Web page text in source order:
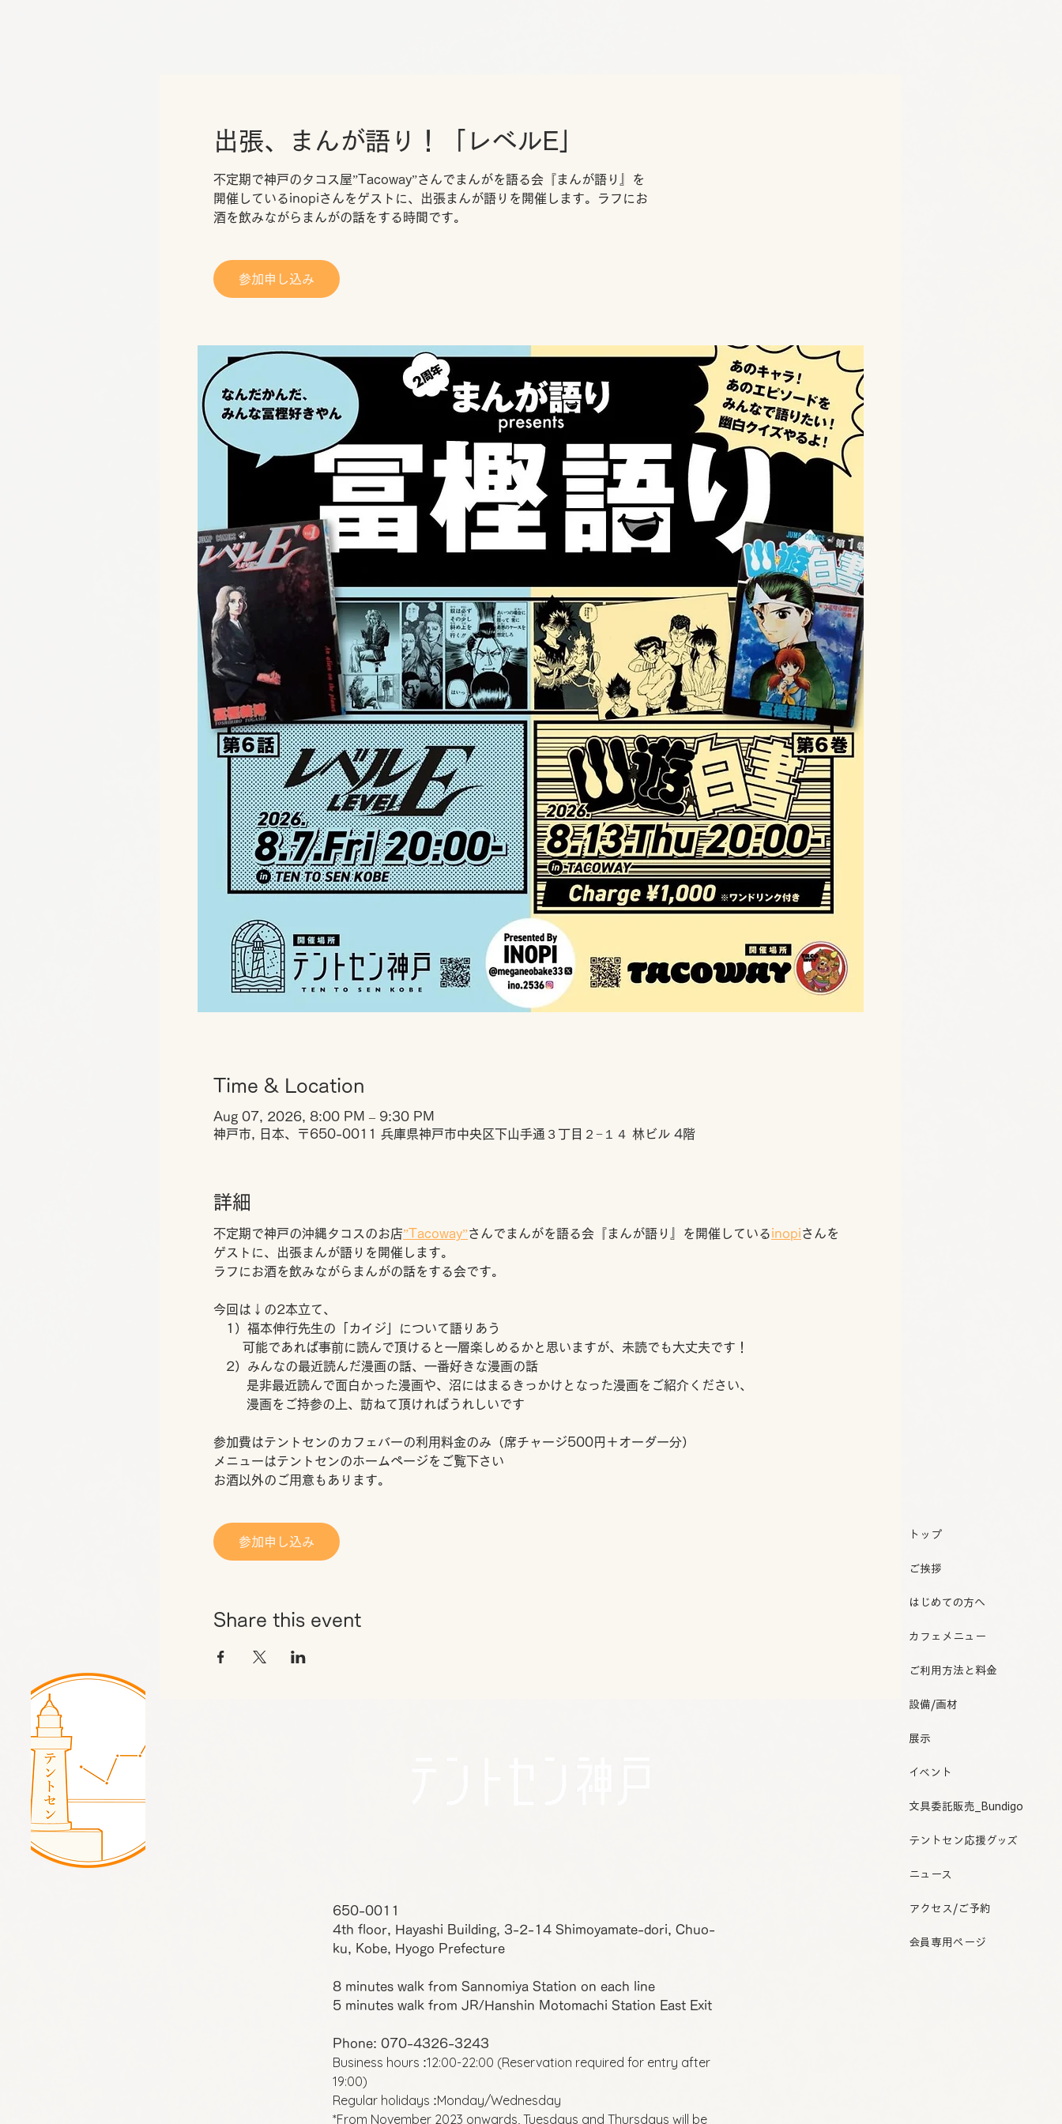
トップ
ご挨拶
はじめての方へ
カフェメニュー
ご利用方法と料金
設備/画材
展示
イベント
文具委託販売_Bundigo
テントセン応援グッズ
ニュース
アクセス/ご予約
会員専用ページ
出張、まんが語り！「レベルE」
不定期で神戸のタコス屋”Tacoway”さんでまんがを語る会『まんが語り』を
開催しているinopiさんをゲストに、出張まんが語りを開催します。ラフにお
酒を飲みながらまんがの話をする時間です。
参加申し込み
Time & Location
Aug 07, 2026, 8:00 PM – 9:30 PM
神戸市, 日本、〒650-0011 兵庫県神戸市中央区下山手通３丁目２−１４ 林ビル 4階
詳細
不定期で神戸の沖縄タコスのお店”Tacoway”さんでまんがを語る会『まんが語り』を開催しているinopiさんを
ゲストに、出張まんが語りを開催します。
ラフにお酒を飲みながらまんがの話をする会です。
今回は↓の2本立て、
1）福本伸行先生の「カイジ」について語りあう
可能であれば事前に読んで頂けると一層楽しめるかと思いますが、未読でも大丈夫です！
2）みんなの最近読んだ漫画の話、一番好きな漫画の話
是非最近読んで面白かった漫画や、沼にはまるきっかけとなった漫画をご紹介ください、
漫画をご持参の上、訪ねて頂ければうれしいです
参加費はテントセンのカフェバーの利用料金のみ（席チャージ500円＋オーダー分）
メニューはテントセンのホームページをご覧下さい
お酒以外のご用意もあります。
参加申し込み
Share this event
650-0011
4th floor, Hayashi Building, 3-2-14 Shimoyamate-dori, Chuo-
ku, Kobe, Hyogo Prefecture
8 minutes walk from Sannomiya Station on each line
5 minutes walk from JR/Hanshin Motomachi Station East Exit
Phone: 070-4326-3243
Business hours :12:00-22:00 (Reservation required for entry after
19:00)
Regular holidays :Monday/Wednesday
*From November 2023 onwards, Tuesdays and Thursdays will be